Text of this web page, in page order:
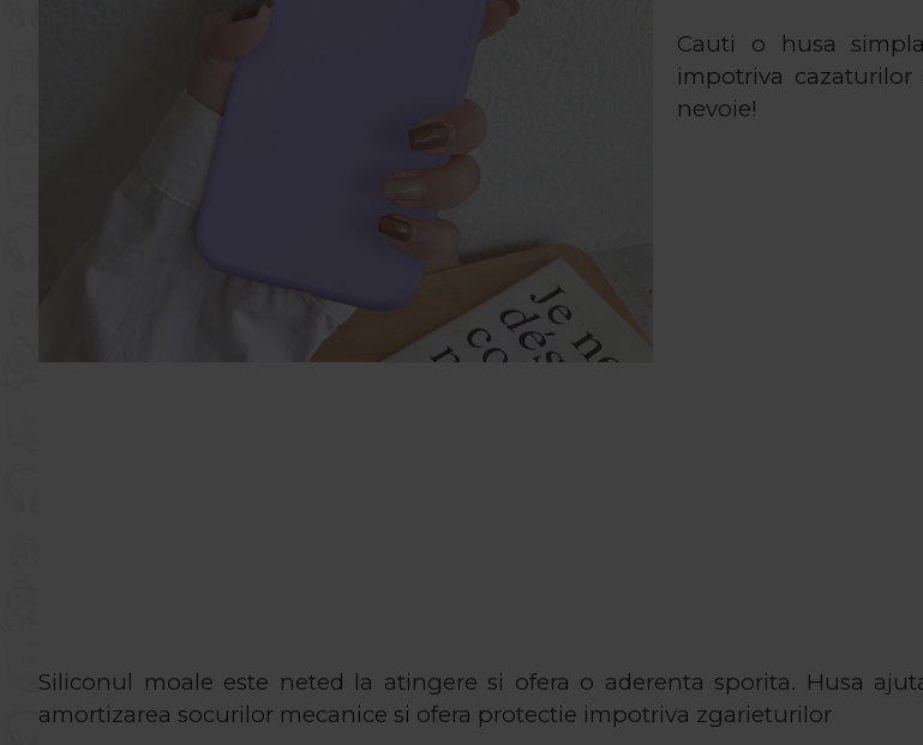
Cauti o husa
impotriva
nevoie!
Siliconul moale este neted la atingere si ofera o aderenta sporita. Husa
amortizarea socurilor mecanice si ofera protectie impotriva zgarieturilor